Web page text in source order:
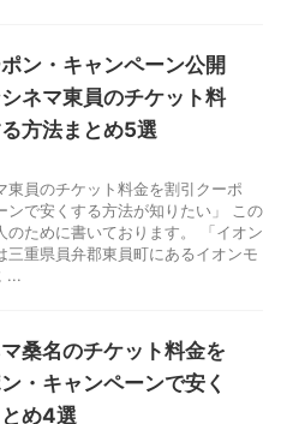
ポン・キャンペーン公開
ネマ東員のチケット料
方法まとめ5選
東員のチケット料金を割引クーポ
ンで安くする方法が知りたい」 この
のために書いております。 「イオン
三重県員弁郡東員町にあるイオンモ
...
桑名のチケット料金を
・キャンペーンで安く
め4選